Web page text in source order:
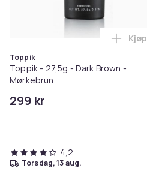
Toppik
Toppik - 27,5g - Dark Brown -
Mørkebrun
299 kr
Kjøp
4,2
torsdag, 13 aug.